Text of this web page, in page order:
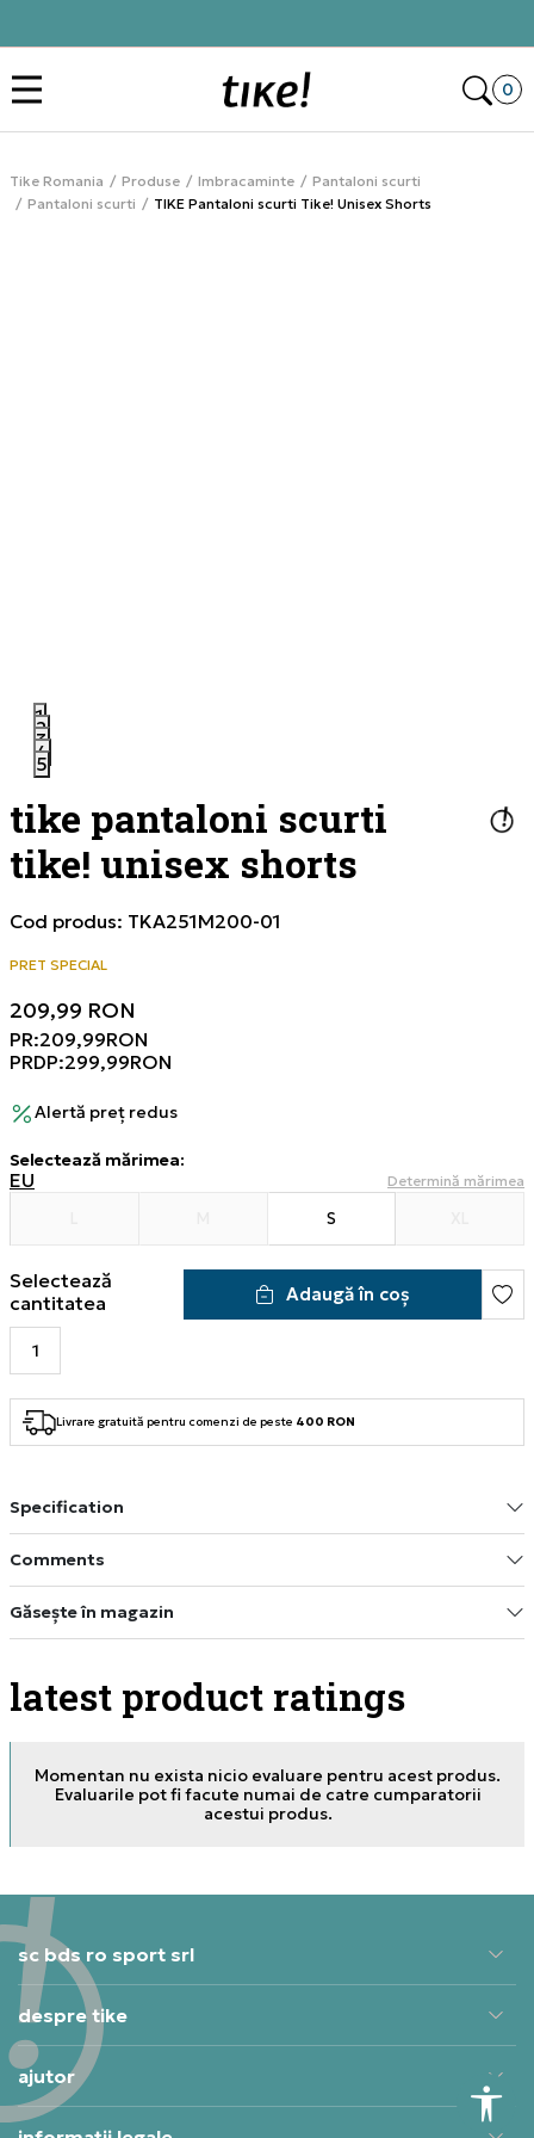
0
Tike Romania Produse Imbracaminte
Pantaloni scurti
Pantaloni scurti
TIKE Pantaloni scurti Tike! Unisex Shorts
1
2
3
4
5
tike pantaloni scurti
tike! unisex shorts
Cod produs: TKA251M200-01
PRET SPECIAL
209,99 RON
PR:209,99RON
PRDP:299,99RON
Alertă preț redus
Selectează mărimea:
EU Determină mărimea
S
Selectează
cantitatea
Adaugă în coș
Livrare gratuită pentru comenzi de peste 400 RON
Specification
Comments
Găsește în magazin
latest product ratings
Momentan nu exista nicio evaluare pentru acest produs.
Evaluarile pot fi facute numai de catre cumparatorii
acestui produs.
sc bds ro sport srl
despre tike
ajutor